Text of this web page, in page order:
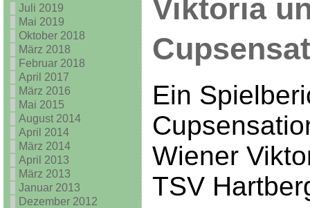
Juli 2019
Mai 2019
Oktober 2018
März 2018
Februar 2018
April 2017
März 2016
Mai 2015
August 2014
April 2014
März 2014
April 2013
März 2013
Januar 2013
Dezember 2012
Viktoria
Ein
Wiener
TSV